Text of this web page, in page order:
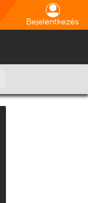
Bejelentkezés